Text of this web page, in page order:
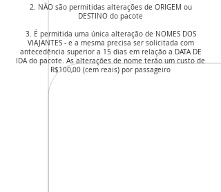
2. NÃO são permitidas alterações de ORIGEM ou
DESTINO do pacote
3. É permitida uma única alteração de NOMES DOS
VIAJANTES - e a mesma precisa ser solicitada com
antecedência superior a 15 dias em relação a DATA DE
IDA do pacote. As alterações de nome terão um custo de
R$100,00 (cem reais) por passageiro